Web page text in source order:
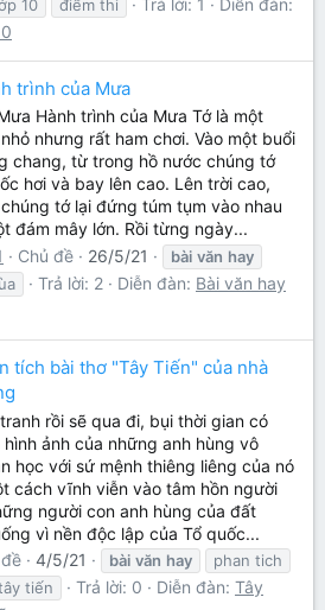
10
điểm thi
trình của Mưa
Hành trình của Mưa Tớ là một
nhưng rất ham chơi. Vào một buổi
chang, từ trong hồ nước chúng tớ
hơi và bay lên cao. Lên trời cao,
tớ lại đứng túm tụm vào nhau
đám mây lớn. Rồi từng ngày...
Chủ đề 26/5/21 bài văn hay
Trả lời: 2 Diễn đàn: Bài văn hay
tích bài thơ "Tây Tiến" của nhà
rồi sẽ qua đi, bụi thời gian có
ảnh của những anh hùng vô
học với sứ mệnh thiêng liêng của nó
cách vĩnh viễn vào tâm hồn người
người con anh hùng của đất
vì nền độc lập của Tổ quốc...
4/5/21 bài văn hay
phan tich
tiến Trả lời: 0 Diễn đàn: Tây